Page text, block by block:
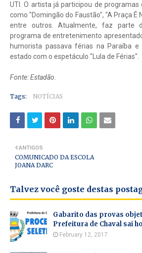
UTI. O artista já participou de programas
como "Domingão do Faustão", "A Praça É
entre outros. Atualmente, faz parte
programa de entretenimento
humorista passava férias na Paraíba
estado com o espetáculo "Lula de Férias".
Fonte: Estadão.
Tags: NOTÍCIAS
ANTIGOS
COMUNICADO DA ESCOLA
JOANA DARC
Talvez você goste destas
Gabarito das provas
Prefeitura de Chaval sai
February 12, 2017